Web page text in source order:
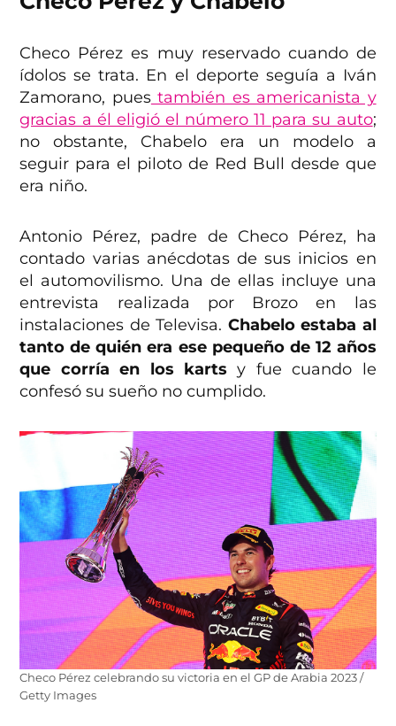
Checo Pérez es muy reservado cuando de
ídolos se trata. En el deporte seguía a Iván
Zamorano, puestambién es americanista y
gracias a él eligió el número 11 para su auto;
no obstante, Chabelo era un modelo a
seguir para el piloto de Red Bull desde que
era niño.
Antonio Pérez, padre de Checo Pérez, ha
contado varias anécdotas de sus inicios en
el automovilismo. Una de ellas incluye una
entrevista realizada por Brozo en las
instalaciones de Televisa. Chabelo estaba al
tanto de quién era ese pequeño de 12 años
que corría en los karts y fue cuando le
confesó su sueño no cumplido.
Checo Pérez celebrando su victoria en el GP de Arabia 2023 /
Getty Images